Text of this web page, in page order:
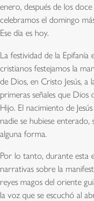
enero, después de los
celebramos el domingo
Ese día es hoy.
La festividad de la Epifanía
cristianos festejamos la
de Dios, en Cristo Jesús, a
primeras señales que
Hijo. El nacimiento de
nadie se hubiese
alguna forma.
Por lo tanto, durante esta
narrativas sobre la
reyes magos del oriente
la voz que se escuchó al